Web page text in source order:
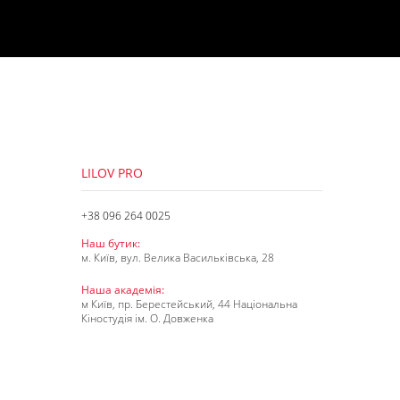
LILOV PRO
+38 096 264 0025
Наш бутик:
м. Київ, вул. Велика Васильківська, 28
Наша академія:
м Київ, пр. Берестейський, 44 Національна
Кіностудія ім. О. Довженка